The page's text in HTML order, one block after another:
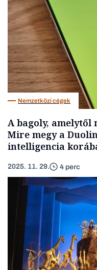
Nemzetközi cégek
A bagoly, amelytől
Mire megy a
intelligencia
2025. 11. 29. 4 perc